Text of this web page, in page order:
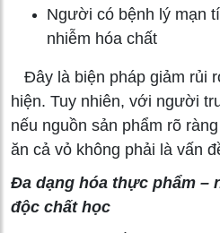
Người có bệnh lý mạn
nhiễm hóa chất
Đây là biện pháp giảm rủi
hiện. Tuy nhiên, với người
nếu nguồn sản phẩm rõ
ăn cả vỏ không phải là vấn
Đa dạng hóa thực phẩm –
độc chất học